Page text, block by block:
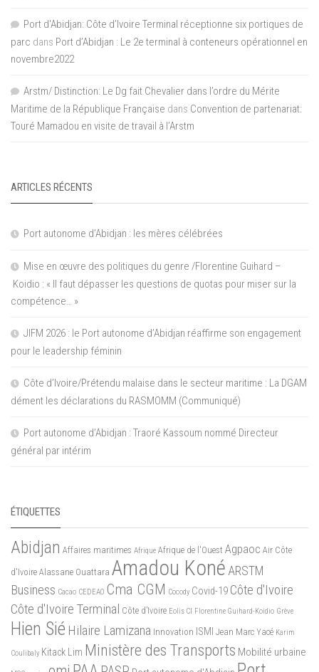
Port d'Abidjan: Côte d’Ivoire Terminal réceptionne six portiques de
parc dans Port d’Abidjan : Le 2e terminal à conteneurs opérationnel en
novembre2022
Arstm/ Distinction: Le Dg fait Chevalier dans l’ordre du Mérite
Maritime de la République Française dans Convention de partenariat:
Touré Mamadou en visite de travail à l’Arstm
ARTICLES RÉCENTS
Port autonome d’Abidjan : les mères célébrées
Mise en œuvre des politiques du genre /Florentine Guihard –
Koidio : « Il faut dépasser les questions de quotas pour miser sur la
compétence… »
JIFM 2026 : le Port autonome d’Abidjan réaffirme son engagement
pour le leadership féminin
Côte d’Ivoire/Prétendu malaise dans le secteur maritime : La DGAM
dément les déclarations du RASMOMM (Communiqué)
Port autonome d’Abidjan : Traoré Kassoum nommé Directeur
général par intérim
ÉTIQUETTES
Abidjan Affaires maritimes Afrique Afrique de l'Ouest Agpaoc Air Côte
d'Ivoire Alassane Ouattara Amadou Koné ARSTM
Business Cacao CEDEAO Cma CGM Cocody Covid-19 Côte d'Ivoire
Côte d'Ivoire Terminal Côte d’Ivoire Eolis CI Florentine Guihard-Koidio Grève
Hien Sié Hilaire Lamizana Innovation ISMI Jean Marc Yacé Karim
Coulibaly Kitack Lim Ministère des Transports Mobilité urbaine